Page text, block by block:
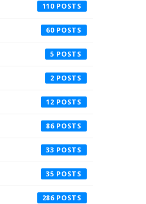
110
60
5
2
12
86
33
35
286